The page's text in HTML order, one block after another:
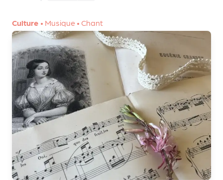
Culture • Musique • Chant
A
n
n
u
a
ir
e
d
e
o
r
g